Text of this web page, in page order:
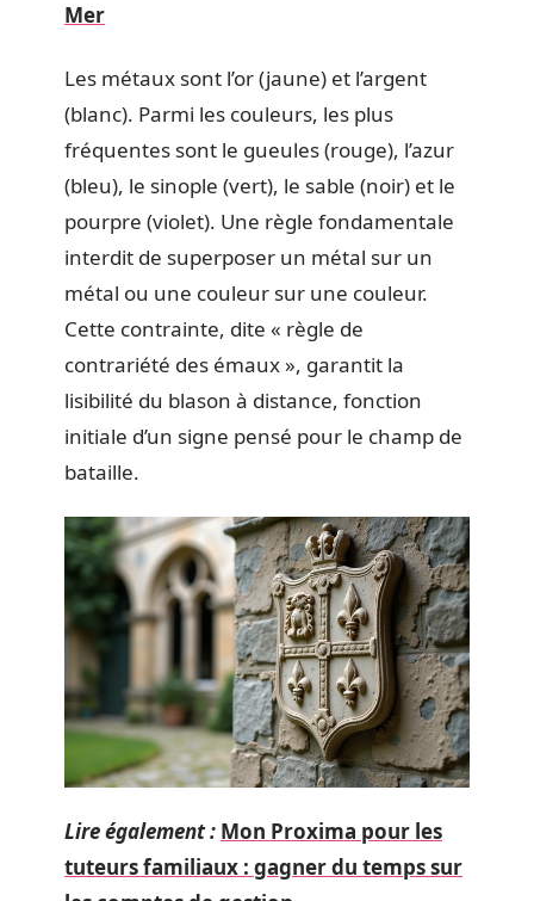
Mer
Les métaux sont l’or (jaune) et l’argent
(blanc). Parmi les couleurs, les plus
fréquentes sont le gueules (rouge), l’azur
(bleu), le sinople (vert), le sable (noir) et le
pourpre (violet). Une règle fondamentale
interdit de superposer un métal sur un
métal ou une couleur sur une couleur.
Cette contrainte, dite « règle de
contrariété des émaux », garantit la
lisibilité du blason à distance, fonction
initiale d’un signe pensé pour le champ de
bataille.
Lire également : Mon Proxima pour les
tuteurs familiaux : gagner du temps sur